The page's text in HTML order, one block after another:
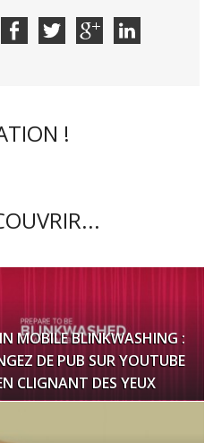
!
MOBILE BLINKWASHING :
DE PUB SUR YOUTUBE
CLIGNANT DES YEUX